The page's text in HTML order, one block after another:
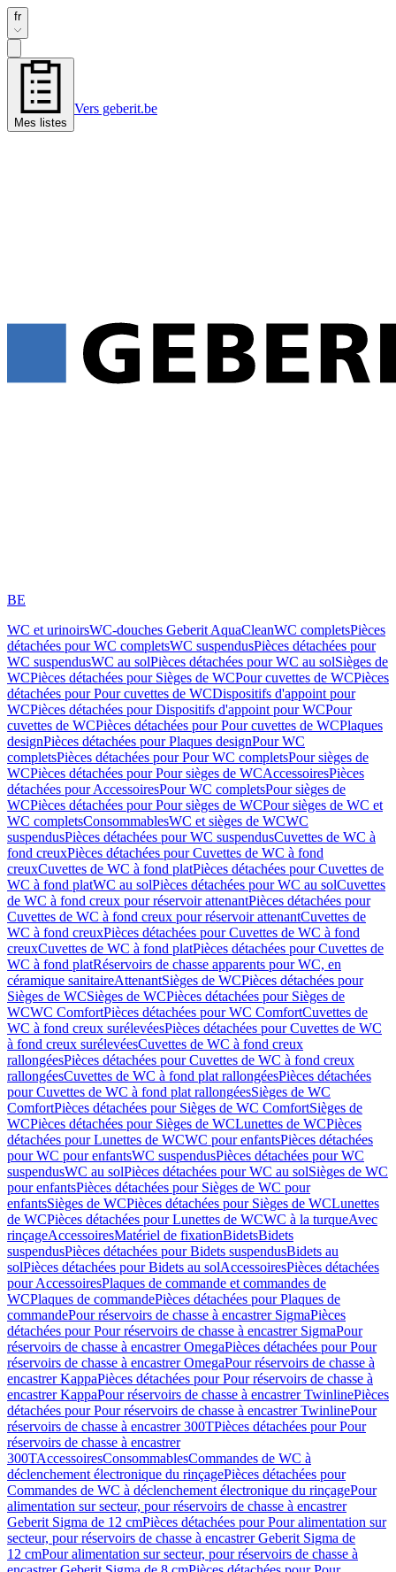
fr
Mes listes
Vers geberit.be
BE
WC et urinoirsWC-douches Geberit AquaCleanWC completsPièces
détachées pour WC completsWC suspendusPièces détachées pour
WC suspendusWC au solPièces détachées pour WC au solSièges de
WCPièces détachées pour Sièges de WCPour cuvettes de WCPièces
détachées pour Pour cuvettes de WCDispositifs d'appoint pour
WCPièces détachées pour Dispositifs d'appoint pour WCPour
cuvettes de WCPièces détachées pour Pour cuvettes de WCPlaques
designPièces détachées pour Plaques designPour WC
completsPièces détachées pour Pour WC completsPour sièges de
WCPièces détachées pour Pour sièges de WCAccessoiresPièces
détachées pour AccessoiresPour WC completsPour sièges de
WCPièces détachées pour Pour sièges de WCPour sièges de WC et
WC completsConsommablesWC et sièges de WCWC
suspendusPièces détachées pour WC suspendusCuvettes de WC à
fond creuxPièces détachées pour Cuvettes de WC à fond
creuxCuvettes de WC à fond platPièces détachées pour Cuvettes de
WC à fond platWC au solPièces détachées pour WC au solCuvettes
de WC à fond creux pour réservoir attenantPièces détachées pour
Cuvettes de WC à fond creux pour réservoir attenantCuvettes de
WC à fond creuxPièces détachées pour Cuvettes de WC à fond
creuxCuvettes de WC à fond platPièces détachées pour Cuvettes de
WC à fond platRéservoirs de chasse apparents pour WC, en
céramique sanitaireAttenantSièges de WCPièces détachées pour
Sièges de WCSièges de WCPièces détachées pour Sièges de
WCWC ComfortPièces détachées pour WC ComfortCuvettes de
WC à fond creux surélevéesPièces détachées pour Cuvettes de WC
à fond creux surélevéesCuvettes de WC à fond creux
rallongéesPièces détachées pour Cuvettes de WC à fond creux
rallongéesCuvettes de WC à fond plat rallongéesPièces détachées
pour Cuvettes de WC à fond plat rallongéesSièges de WC
ComfortPièces détachées pour Sièges de WC ComfortSièges de
WCPièces détachées pour Sièges de WCLunettes de WCPièces
détachées pour Lunettes de WCWC pour enfantsPièces détachées
pour WC pour enfantsWC suspendusPièces détachées pour WC
suspendusWC au solPièces détachées pour WC au solSièges de WC
pour enfantsPièces détachées pour Sièges de WC pour
enfantsSièges de WCPièces détachées pour Sièges de WCLunettes
de WCPièces détachées pour Lunettes de WCWC à la turqueAvec
rinçageAccessoiresMatériel de fixationBidetsBidets
suspendusPièces détachées pour Bidets suspendusBidets au
solPièces détachées pour Bidets au solAccessoiresPièces détachées
pour AccessoiresPlaques de commande et commandes de
WCPlaques de commandePièces détachées pour Plaques de
commandePour réservoirs de chasse à encastrer SigmaPièces
détachées pour Pour réservoirs de chasse à encastrer SigmaPour
réservoirs de chasse à encastrer OmegaPièces détachées pour Pour
réservoirs de chasse à encastrer OmegaPour réservoirs de chasse à
encastrer KappaPièces détachées pour Pour réservoirs de chasse à
encastrer KappaPour réservoirs de chasse à encastrer TwinlinePièces
détachées pour Pour réservoirs de chasse à encastrer TwinlinePour
réservoirs de chasse à encastrer 300TPièces détachées pour Pour
réservoirs de chasse à encastrer
300TAccessoiresConsommablesCommandes de WC à
déclenchement électronique du rinçagePièces détachées pour
Commandes de WC à déclenchement électronique du rinçagePour
alimentation sur secteur, pour réservoirs de chasse à encastrer
Geberit Sigma de 12 cmPièces détachées pour Pour alimentation sur
secteur, pour réservoirs de chasse à encastrer Geberit Sigma de
12 cmPour alimentation sur secteur, pour réservoirs de chasse à